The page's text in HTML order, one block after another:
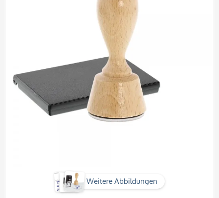
Weitere Abbildungen